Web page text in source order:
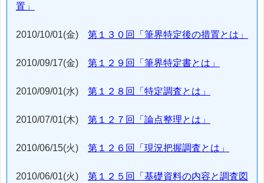
置」
2010/10/01(金) 第１３０回「筆界特定後の措置とは」
2010/09/17(金) 第１２９回「筆界特定書とは」
2010/09/01(水) 第１２８回「特定調査とは」
2010/07/01(木) 第１２７回「論点整理とは」
2010/06/15(火) 第１２６回「現況把握調査とは」
2010/06/01(火) 第１２５回「基礎資料の内容と調査図